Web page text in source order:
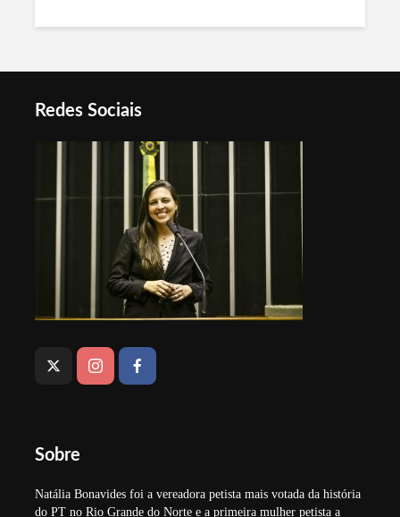
Redes Sociais
Sobre
Natália Bonavides foi a vereadora petista mais votada da história
do PT no Rio Grande do Norte e a primeira mulher petista a